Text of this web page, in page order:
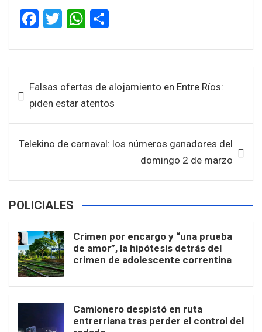
F
ce
o
o
k
T
tt
W
at
A
p
p
ar
de
entradas
Falsas ofertas de alojamiento en Entre Ríos:
piden estar atentos
Telekino de carnaval: los números ganadores del
domingo 2 de marzo
POLICIALES
Crimen por encargo y “una prueba
de amor”, la hipótesis detrás del
crimen de adolescente correntina
Camionero despistó en ruta
entrerriana tras perder el control del